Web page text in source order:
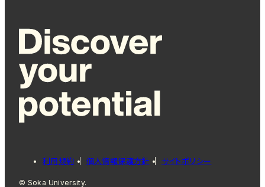
利用規約 個人情報保護方針 サイトポリシー
© Soka University.